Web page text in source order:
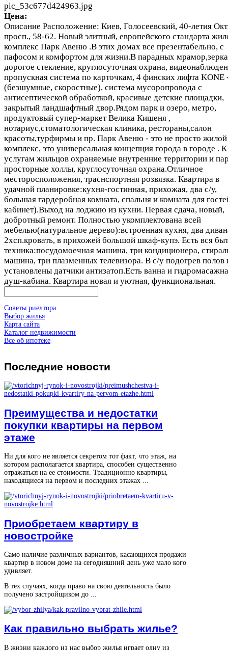
pic_53c677d424963.jpg
Цена:
Описание Расположение: Киев, Голосеевский, 40-летия
просп., 58-62. Новый элитный, европейского стандарта
комплекс Парк Авеню .В этих домах все презентабельно, с
пафосом и комфортом для жизни.В парадных
дорогое стекление, круглосуточная охрана,
пропускная система по карточкам, 4 финских лифта KONE
(безшумные, скоростные), система мусоропровода с
антисептической обработкой, красивые детские площадки,
закрытый ландшафтный двор.Рядом парк и озеро, метро,
продуктовый супер-маркет Велика Кишеня ,
нотариус,стоматологическая клиника, рестораны,салон
красоты,турфирмы и пр. Парк Авеню - это не просто жилой
комплекс, это универсальная концепция города в городе . К
услугам жильцов охраняемые внутренние территории и
просторные холлы, круглосуточная охрана.Отличное
месторосположения, траснспортная розвязка. Квартира в
удачной планировке:кухня-гостинная, прихожая, два с/у,
большая гардеробная комната, спальня и комната для
кабинет).Выход на лоджию из кухни. Первая сдача, новый,
добротный ремонт. Полностью укомплектована всей
мебелью(натуральное дерево):встроенная кухня, два
2хсп.кровать, в прихожей большой шкаф-купэ. Есть вся
техника:посудомоечная машина, три кондиционера,
машина, три плазменных телевизора. В с/у подогрев полов
установлены датчики антизатоп.Есть ванна и
душ-кабина. Квартира новая и уютная, функциональная.
Советы риелтора
Выбор жилья
Карта сайта
Каталог недвижимости
Все об ипотеке
Последние новости
Преимущества и недостатки
покупки квартиры на первом
этаже
Ни для кого не является секретом тот факт, что этаж, на
котором располагается квартира, способен существенно
отражаться на ее стоимости. Традиционно квартиры,
находящиеся на первом и последних этажах ...
Приобретаем квартиру в
новостройке
Само наличие различных вариантов, касающихся продажи
квартир в новом доме на сегодняшний день уже мало кого
удивляет.
В тех случаях, когда право на свою деятельность было
получено застройщиком до ...
Как правильно выбрать жилье?
В жизни каждого из нас выбор жилья играет одну из